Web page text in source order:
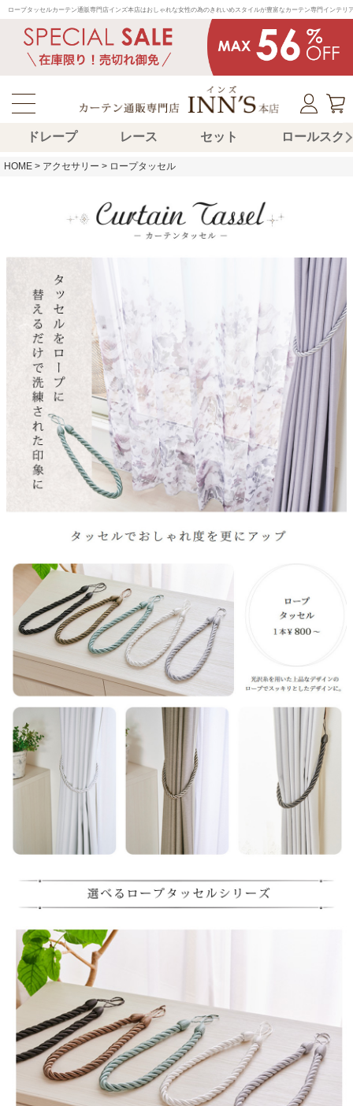
ロープタッセルカーテン通販専門店インズ本店はおしゃれな女性の為のきれいめスタイルが豊富なカーテン専門インテリ
ドレープ レース セット ロールスク
HOME アクセサリー ロープタッセル